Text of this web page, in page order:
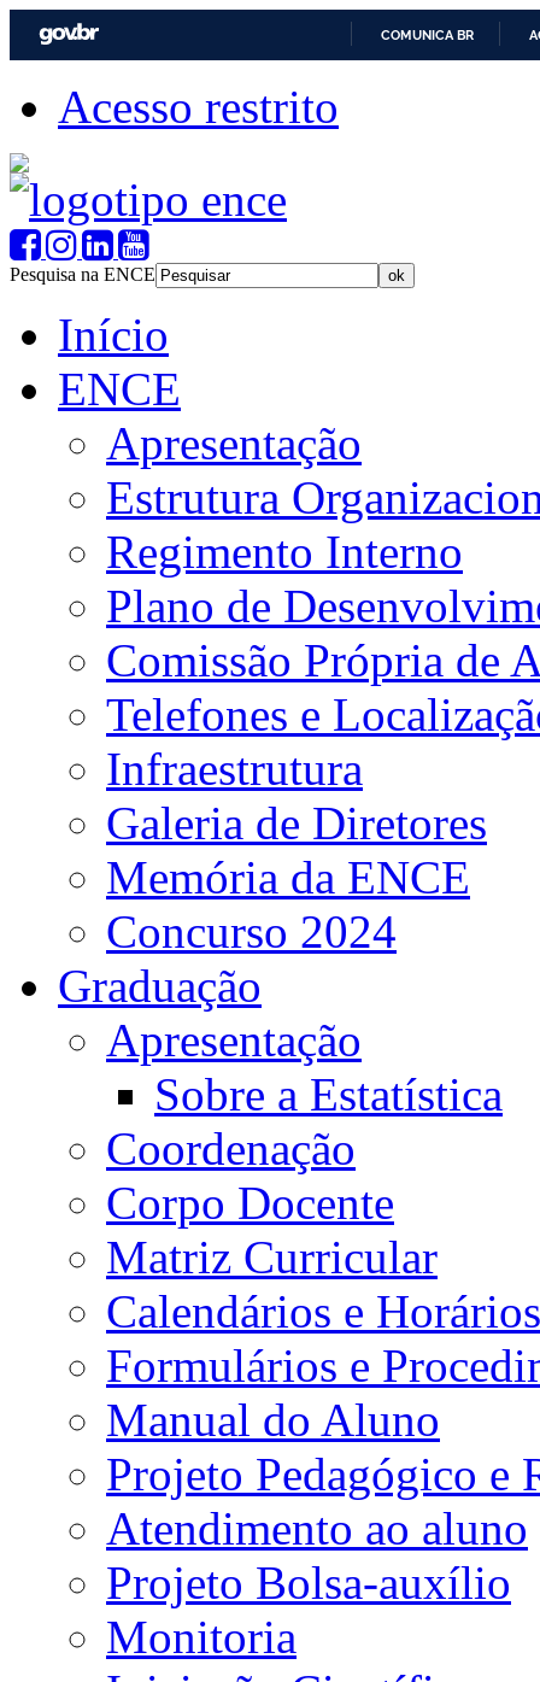
COMUNICA BR
Acesso restrito
Pesquisa na ENCE
Início
ENCE
Apresentação
Estrutura
Regimento Interno
Plano de
Comissão Própria de
Telefones e
Infraestrutura
Galeria de Diretores
Memória da ENCE
Concurso 2024
Graduação
Apresentação
Sobre a Estatística
Coordenação
Corpo Docente
Matriz Curricular
Calendários e Horários
Formulários e
Manual do Aluno
Projeto Pedagógico e
Atendimento ao aluno
Projeto Bolsa-auxílio
Monitoria